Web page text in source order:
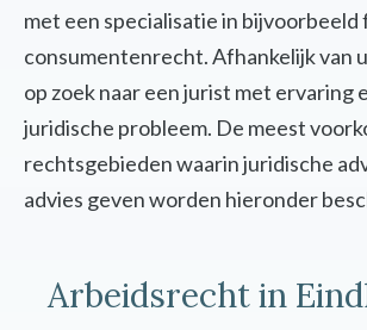
met een specialisatie in
consumentenrecht. Afhankelijk van
op zoek naar een jurist met ervaring
juridische probleem. De meest
rechtsgebieden waarin juridische
advies geven worden hieronder
Arbeidsrecht in